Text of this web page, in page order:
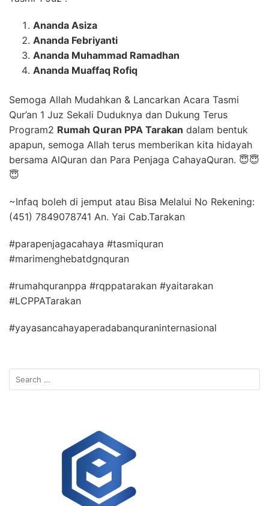
Ananda Asiza
Ananda Febriyanti
Ananda Muhammad Ramadhan
Ananda Muaffaq Rofiq
Semoga Allah Mudahkan & Lancarkan Acara Tasmi
Qur’an 1 Juz Sekali Duduknya dan Dukung Terus
Program2 Rumah Quran PPA Tarakan dalam bentuk
apapun, semoga Allah terus memberikan kita hidayah
bersama AlQuran dan Para Penjaga CahayaQuran. 😇😇
😇
~Infaq boleh di jemput atau Bisa Melalui No Rekening:
(451) 7849078741 An. Yai Cab.Tarakan
#parapenjagacahaya #tasmiquran
#marimenghebatdgnquran
#rumahquranppa #rqppatarakan #yaitarakan
#LCPPATarakan
#yayasancahayaperadabanquraninternasional
Search
for: